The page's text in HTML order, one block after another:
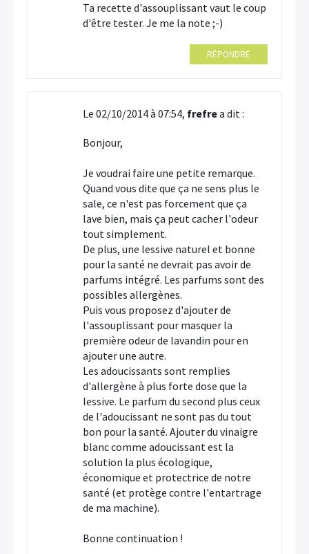
Ta recette d'assouplissant vaut le coup
d'être tester. Je me la note ;-)
RÉPONDRE
Le 02/10/2014 à 07:54, frefrea dit :
Bonjour,
Je voudrai faire une petite remarque.
Quand vous dite que ça ne sens plus le
sale, ce n'est pas forcement que ça
lave bien, mais ça peut cacher l'odeur
tout simplement.
De plus, une lessive naturel et bonne
pour la santé ne devrait pas avoir de
parfums intégré. Les parfums sont des
possibles allergènes.
Puis vous proposez d'ajouter de
l'assouplissant pour masquer la
première odeur de lavandin pour en
ajouter une autre.
Les adoucissants sont remplies
d'allergène à plus forte dose que la
lessive. Le parfum du second plus ceux
de l'adoucissant ne sont pas du tout
bon pour la santé. Ajouter du vinaigre
blanc comme adoucissant est la
solution la plus écologique,
économique et protectrice de notre
santé (et protège contre l'entartrage
de ma machine).
Bonne continuation !